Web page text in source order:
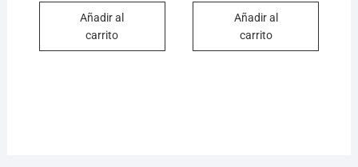
Añadir al
carrito
Añadir al
carrito